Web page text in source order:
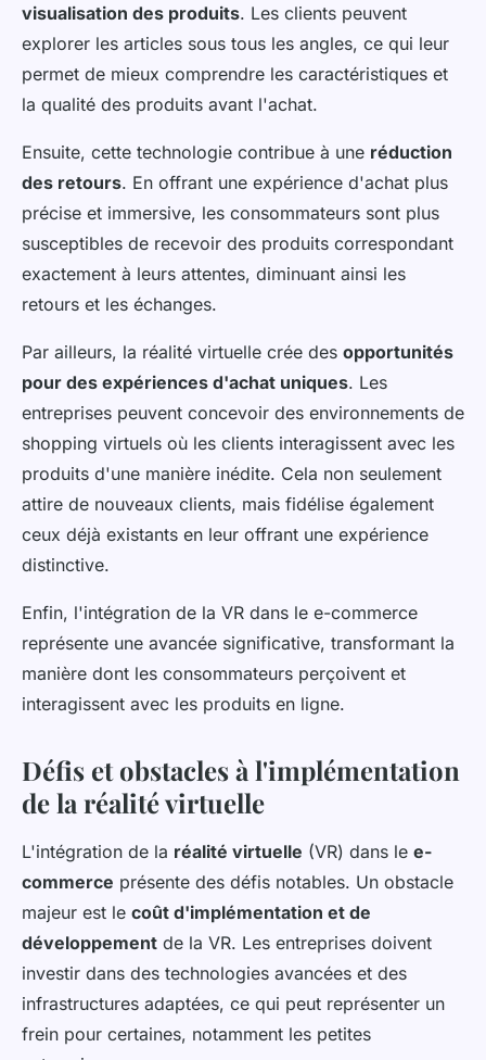
visualisation des produits. Les clients peuvent
explorer les articles sous tous les angles, ce qui leur
permet de mieux comprendre les caractéristiques et
la qualité des produits avant l'achat.
Ensuite, cette technologie contribue à une réduction
des retours. En offrant une expérience d'achat plus
précise et immersive, les consommateurs sont plus
susceptibles de recevoir des produits correspondant
exactement à leurs attentes, diminuant ainsi les
retours et les échanges.
Par ailleurs, la réalité virtuelle crée des opportunités
pour des expériences d'achat uniques. Les
entreprises peuvent concevoir des environnements de
shopping virtuels où les clients interagissent avec les
produits d'une manière inédite. Cela non seulement
attire de nouveaux clients, mais fidélise également
ceux déjà existants en leur offrant une expérience
distinctive.
Enfin, l'intégration de la VR dans le e-commerce
représente une avancée significative, transformant la
manière dont les consommateurs perçoivent et
interagissent avec les produits en ligne.
Défis et obstacles à l'implémentation
de la réalité virtuelle
L'intégration de la réalité virtuelle (VR) dans le e-
commerce présente des défis notables. Un obstacle
majeur est le coût d'implémentation et de
développement de la VR. Les entreprises doivent
investir dans des technologies avancées et des
infrastructures adaptées, ce qui peut représenter un
frein pour certaines, notamment les petites